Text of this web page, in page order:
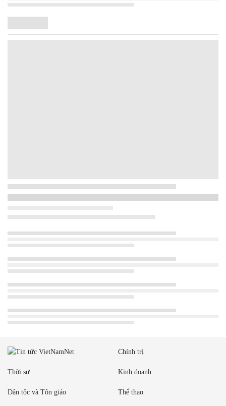
Chính trị
Thời sự Kinh doanh
Dân tộc và Tôn giáo Thể thao